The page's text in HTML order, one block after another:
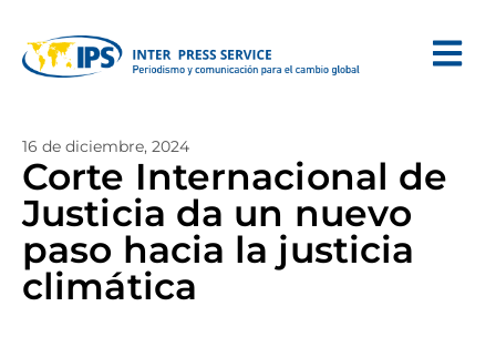
16 de diciembre, 2024
Corte Internacional de
Justicia da un nuevo
paso hacia la justicia
climática